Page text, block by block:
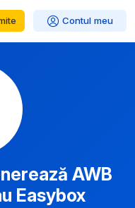
Contul meu
AWB
Easybox